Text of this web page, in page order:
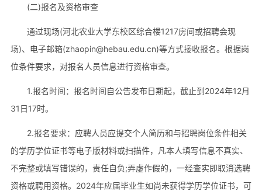
(二)报名及资格审查
通过现场(河北农业大学东校区综合楼1217房间或招聘会现
场)、电子邮箱(zhaopin@hebau.edu.cn)等方式接收报名。根据岗
位条件要求，对报名人员信息进行资格审查。
1.报名时间：报名时间自公告发布日期起，截止到2024年12月
31日17时。
2.报名要求：应聘人员应提交个人简历和与招聘岗位条件相关
的学历学位证书等电子版材料或扫描件，凡本人填写信息不真实、
不完整或填写错误的，责任自负;弄虚作假的，一经查实即取消选聘
资格或聘用资格。2024年应届毕业生如尚未获得学历学位证书，可